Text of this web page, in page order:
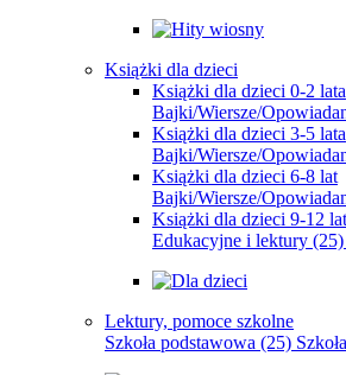
Książki dla dzieci
Książki dla dzieci 0-2 lata
Bajki/Wiersze/
Książki dla dzieci 3-5 lata
Bajki/Wiersze/
Książki dla dzieci 6-8 lat
Bajki/Wiersze/
Książki dla dzieci 9-12 lat
Edukacyjne i lektury (25)
Lektury, pomoce szkolne
Szkoła podstawowa (25)